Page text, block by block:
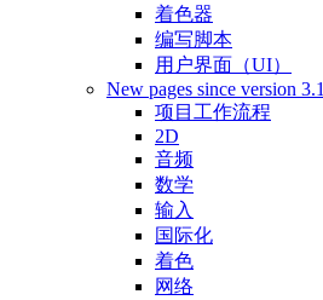
着色器
编写脚本
用户界面（UI）
New pages since version 3.1
项目工作流程
2D
音频
数学
输入
国际化
着色
网络